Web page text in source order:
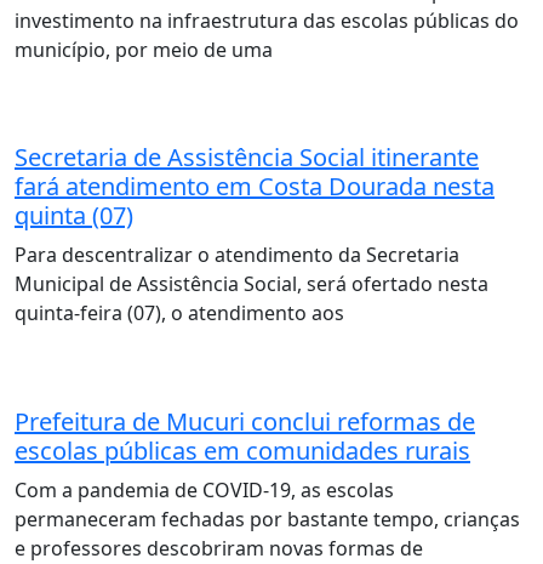
investimento na infraestrutura das escolas públicas do
município, por meio de uma
Secretaria de Assistência Social itinerante
fará atendimento em Costa Dourada nesta
quinta (07)
Para descentralizar o atendimento da Secretaria
Municipal de Assistência Social, será ofertado nesta
quinta-feira (07), o atendimento aos
Prefeitura de Mucuri conclui reformas de
escolas públicas em comunidades rurais
Com a pandemia de COVID-19, as escolas
permaneceram fechadas por bastante tempo, crianças
e professores descobriram novas formas de